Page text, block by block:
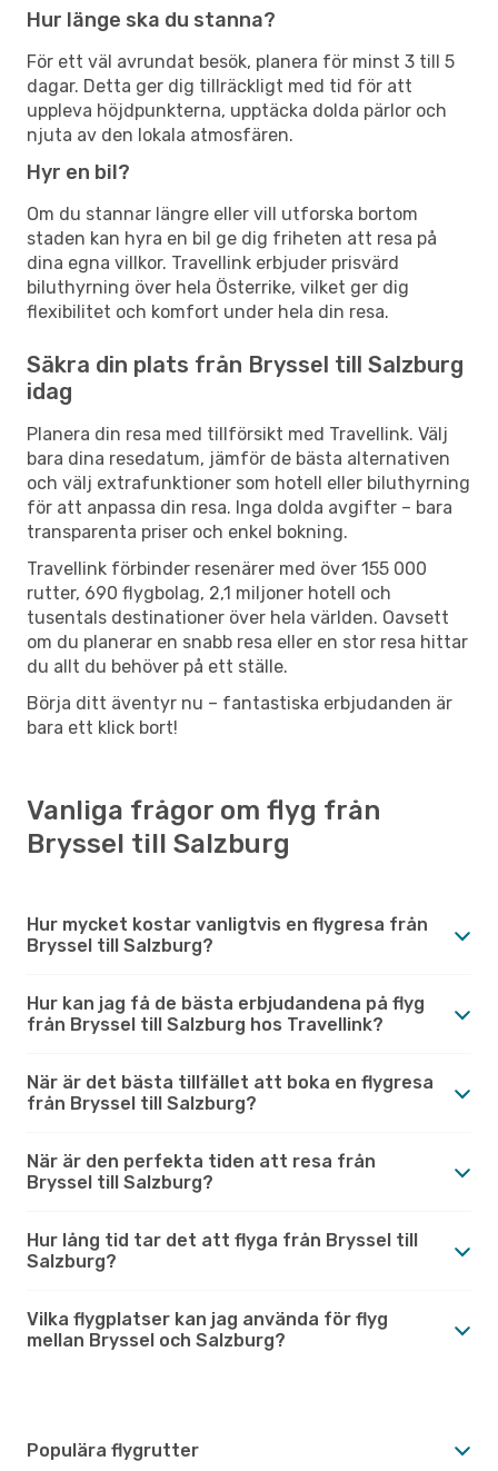
Hur länge ska du stanna?
För ett väl avrundat besök, planera för minst 3 till 5
dagar. Detta ger dig tillräckligt med tid för att
uppleva höjdpunkterna, upptäcka dolda pärlor och
njuta av den lokala atmosfären.
Hyr en bil?
Om du stannar längre eller vill utforska bortom
staden kan hyra en bil ge dig friheten att resa på
dina egna villkor. Travellink erbjuder prisvärd
biluthyrning över hela Österrike, vilket ger dig
flexibilitet och komfort under hela din resa.
Säkra din plats från Bryssel till Salzburg
idag
Planera din resa med tillförsikt med Travellink. Välj
bara dina resedatum, jämför de bästa alternativen
och välj extrafunktioner som hotell eller biluthyrning
för att anpassa din resa. Inga dolda avgifter – bara
transparenta priser och enkel bokning.
Travellink förbinder resenärer med över 155 000
rutter, 690 flygbolag, 2,1 miljoner hotell och
tusentals destinationer över hela världen. Oavsett
om du planerar en snabb resa eller en stor resa hittar
du allt du behöver på ett ställe.
Börja ditt äventyr nu – fantastiska erbjudanden är
bara ett klick bort!
Vanliga frågor om flyg från
Bryssel till Salzburg
Hur mycket kostar vanligtvis en flygresa från
Bryssel till Salzburg?
Hur kan jag få de bästa erbjudandena på flyg
från Bryssel till Salzburg hos Travellink?
När är det bästa tillfället att boka en flygresa
från Bryssel till Salzburg?
När är den perfekta tiden att resa från
Bryssel till Salzburg?
Hur lång tid tar det att flyga från Bryssel till
Salzburg?
Vilka flygplatser kan jag använda för flyg
mellan Bryssel och Salzburg?
Populära flygrutter